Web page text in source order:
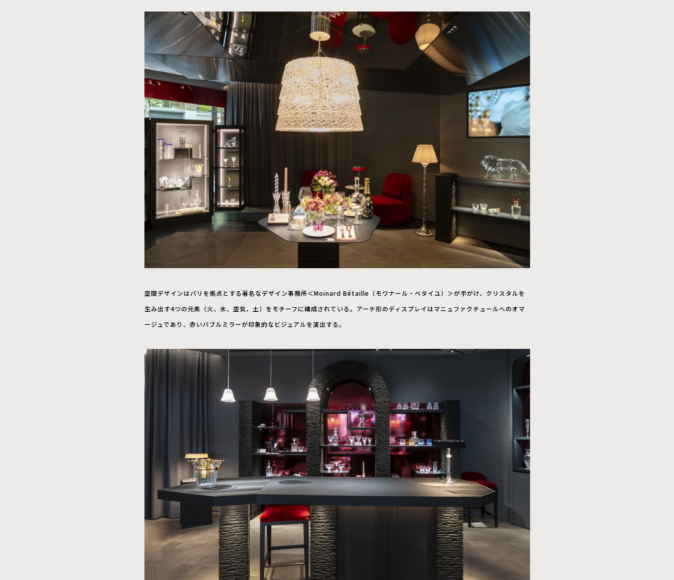
空間デザインはパリを拠点とする著名なデザイン事務所＜Moinard Bétaille（モワナール・ベタイユ）＞が手がけ、クリスタルを
生み出す4つの元素（火、水、空気、土）をモチーフに構成されている。アーチ形のディスプレイはマニュファクチュールへのオマ
ージュであり、赤いバブルミラーが印象的なビジュアルを演出する。